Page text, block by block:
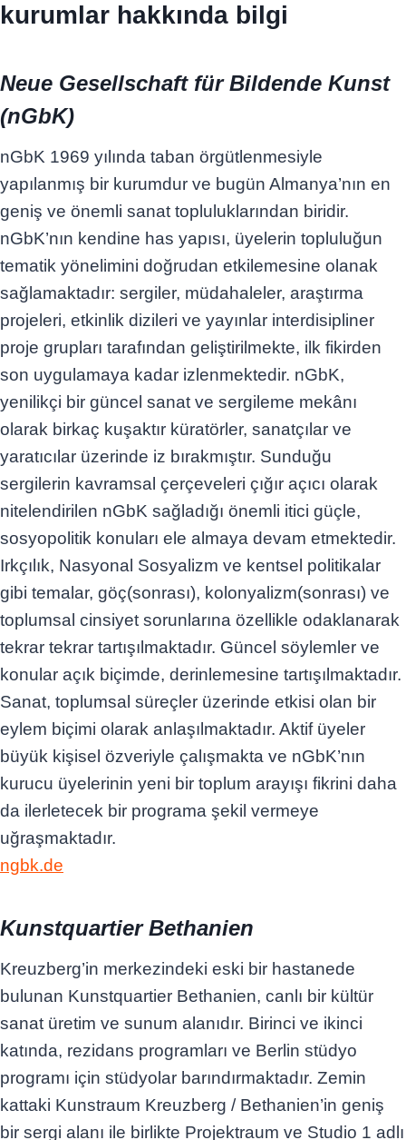
kurumlar hakkında bilgi
Neue Gesellschaft für Bildende Kunst
(nGbK)
nGbK 1969 yılında taban örgütlenmesiyle
yapılanmış bir kurumdur ve bugün Almanya’nın en
geniş ve önemli sanat topluluklarından biridir.
nGbK’nın kendine has yapısı, üyelerin topluluğun
tematik yönelimini doğrudan etkilemesine olanak
sağlamaktadır: sergiler, müdahaleler, araştırma
projeleri, etkinlik dizileri ve yayınlar interdisipliner
proje grupları tarafından geliştirilmekte, ilk fikirden
son uygulamaya kadar izlenmektedir. nGbK,
yenilikçi bir güncel sanat ve sergileme mekânı
olarak birkaç kuşaktır küratörler, sanatçılar ve
yaratıcılar üzerinde iz bırakmıştır. Sunduğu
sergilerin kavramsal çerçeveleri çığır açıcı olarak
nitelendirilen nGbK sağladığı önemli itici güçle,
sosyopolitik konuları ele almaya devam etmektedir.
Irkçılık, Nasyonal Sosyalizm ve kentsel politikalar
gibi temalar, göç(sonrası), kolonyalizm(sonrası) ve
toplumsal cinsiyet sorunlarına özellikle odaklanarak
tekrar tekrar tartışılmaktadır. Güncel söylemler ve
konular açık biçimde, derinlemesine tartışılmaktadır.
Sanat, toplumsal süreçler üzerinde etkisi olan bir
eylem biçimi olarak anlaşılmaktadır. Aktif üyeler
büyük kişisel özveriyle çalışmakta ve nGbK’nın
kurucu üyelerinin yeni bir toplum arayışı fikrini daha
da ilerletecek bir programa şekil vermeye
uğraşmaktadır.
ngbk.de
Kunstquartier Bethanien
Kreuzberg’in merkezindeki eski bir hastanede
bulunan Kunstquartier Bethanien, canlı bir kültür
sanat üretim ve sunum alanıdır. Birinci ve ikinci
katında, rezidans programları ve Berlin stüdyo
programı için stüdyolar barındırmaktadır. Zemin
kattaki Kunstraum Kreuzberg / Bethanien’in geniş
bir sergi alanı ile birlikte Projektraum ve Studio 1 adlı